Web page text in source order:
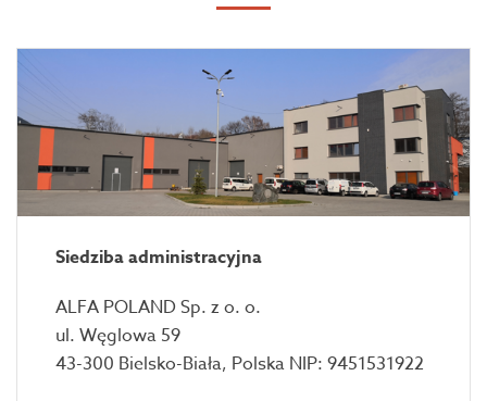
Siedziba administracyjna
ALFA POLAND Sp. z o. o.
ul. Węglowa 59
43-300 Bielsko-Biała, Polska NIP: 9451531922